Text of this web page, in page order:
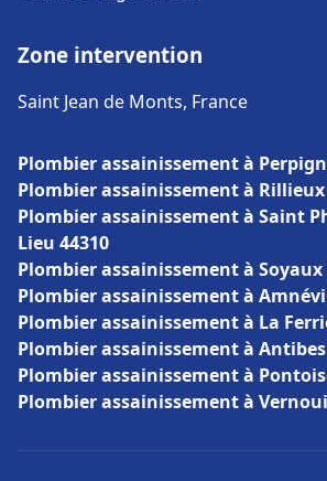
Zone intervention
Saint Jean de Monts, France
Plombier assainissement à
Plombier assainissement à Rillieux
Plombier assainissement à Saint
Lieu 44310
Plombier assainissement à Soyaux
Plombier assainissement à
Plombier assainissement à La
Plombier assainissement à Antibes
Plombier assainissement à
Plombier assainissement à